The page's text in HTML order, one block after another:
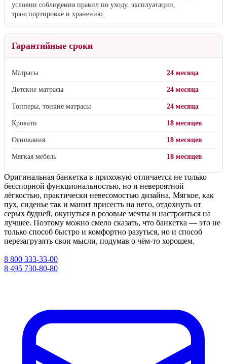
условии соблюдения правил по уходу, эксплуатации,
транспортировке и хранению.
Гарантийные сроки
Матрасы 24 месяца
Детские матрасы 24 месяца
Топперы, тонкие матрасы 24 месяца
Кровати 18 месяцев
Основания 18 месяцев
Мягкая мебель 18 месяцев
Оригинальная банкетка в прихожую отличается не только
бесспорной функциональностью, но и невероятной
лёгкостью, практически невесомостью дизайна. Мягкое, как
пух, сиденье так и манит присесть на него, отдохнуть от
серых будней, окунуться в розовые мечты и настроиться на
лучшее. Поэтому можно смело сказать, что банкетка — это не
только способ быстро и комфортно разуться, но и способ
перезагрузить свои мысли, подумав о чём-то хорошем.
8 800 333-33-00
8 495 730-80-80